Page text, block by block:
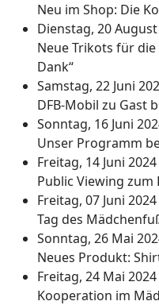
Neu im Shop: Die
Dienstag, 20
Neue Trikots für die
Dank“
Samstag, 22 Juni
DFB-Mobil zu Gast
Sonntag, 16 Juni
Unser Programm
Freitag, 14 Juni
Public Viewing
Freitag, 07 Juni
Tag des
Sonntag, 26 Mai
Neues Produkt:
Freitag, 24 Mai
Kooperation im